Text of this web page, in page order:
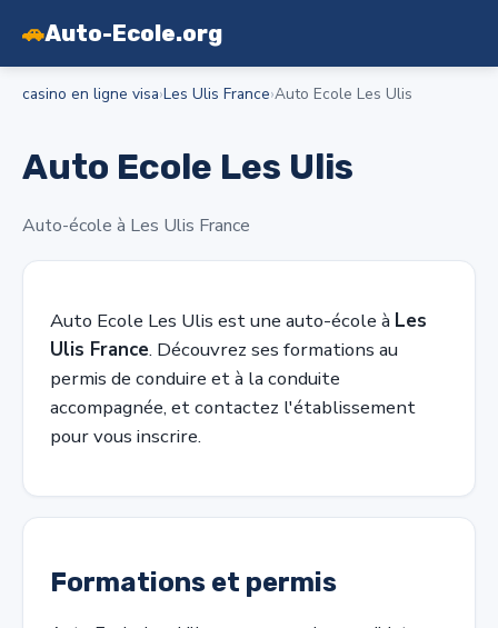
🚗Auto-Ecole.org
casino en ligne visa›Les Ulis France›Auto Ecole Les Ulis
Auto Ecole Les Ulis
Auto-école à Les Ulis France
Auto Ecole Les Ulis est une auto-école à Les
Ulis France. Découvrez ses formations au
permis de conduire et à la conduite
accompagnée, et contactez l'établissement
pour vous inscrire.
Formations et permis